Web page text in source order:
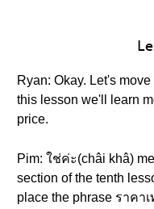
Ryan: Okay. Let's
this lesson we'll learn
price.
Pim: ใช่ค่ะ(châi khâ)
section of the tenth
place the phrase ราคา